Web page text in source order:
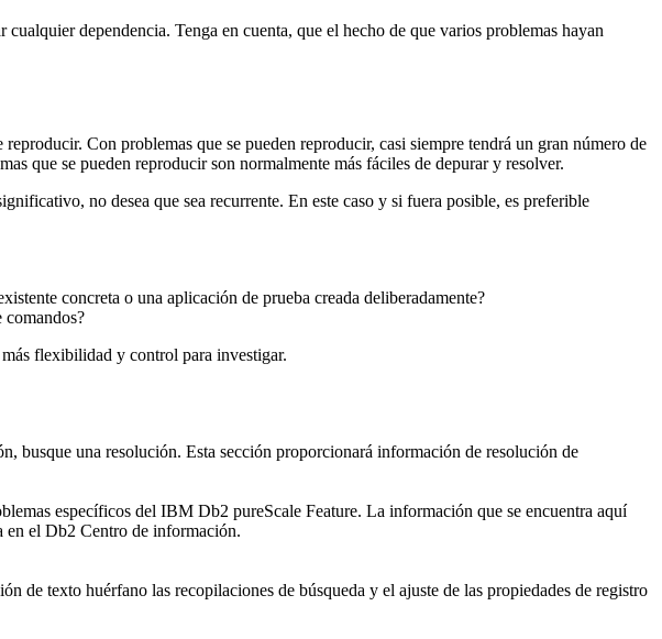
dependencia. Tenga en cuenta, que el hecho de que varios problemas hayan
Con problemas que se pueden reproducir, casi siempre tendrá un gran número de
que se pueden reproducir son normalmente más fáciles de depurar y resolver.
no desea que sea recurrente. En este caso y si fuera posible, es preferible
concreta o una aplicación de prueba creada deliberadamente?
comandos?
flexibilidad y control para investigar.
busque una resolución. Esta sección proporcionará información de resolución de
específicos del IBM Db2 pureScale Feature. La información que se encuentra aquí
en el Db2 Centro de información.
de texto huérfano las recopilaciones de búsqueda y el ajuste de las propiedades de registro